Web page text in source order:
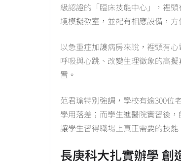
級認證的「臨床技能中心」，裡
境模擬教室，並配有相應設備，
以急重症加護病房來說，裡頭有
呼吸與心跳、改變生理徵象的高
置。
范君瑜特別強調，學校有逾300位
學用落差；而學生進醫院實習後
讓學生習得職場上真正需要的技能
長庚科大扎實辦學 創